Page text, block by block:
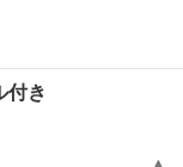
付き